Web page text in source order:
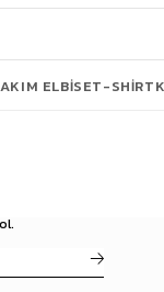
ELBISET-SHIRT